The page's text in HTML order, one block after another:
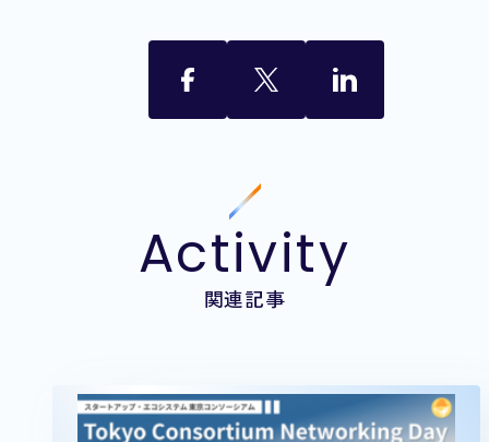
Activity
関連記事